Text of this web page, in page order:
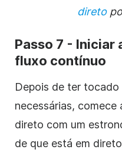
direto
Passo 7 - Iniciar
fluxo contínuo
Depois de ter tocado
necessárias, comece
direto com um
de que está em